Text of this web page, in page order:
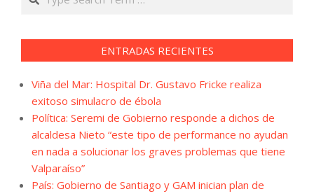
ENTRADAS RECIENTES
Viña del Mar: Hospital Dr. Gustavo Fricke realiza
exitoso simulacro de ébola
Política: Seremi de Gobierno responde a dichos de
alcaldesa Nieto “este tipo de performance no ayudan
en nada a solucionar los graves problemas que tiene
Valparaíso”
País: Gobierno de Santiago y GAM inician plan de